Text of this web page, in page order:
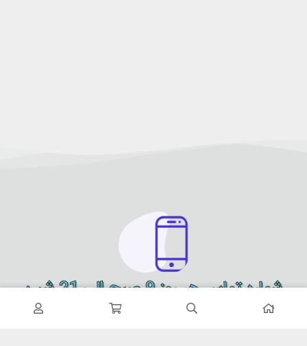
شماره تماس هر روز 9 صبح الی 21 شب